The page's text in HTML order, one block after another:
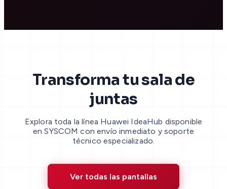
Transforma tu sala de
juntas
Explora toda la línea Huawei IdeaHub disponible
en SYSCOM con envío inmediato y soporte
técnico especializado.
Ver todas las pantallas